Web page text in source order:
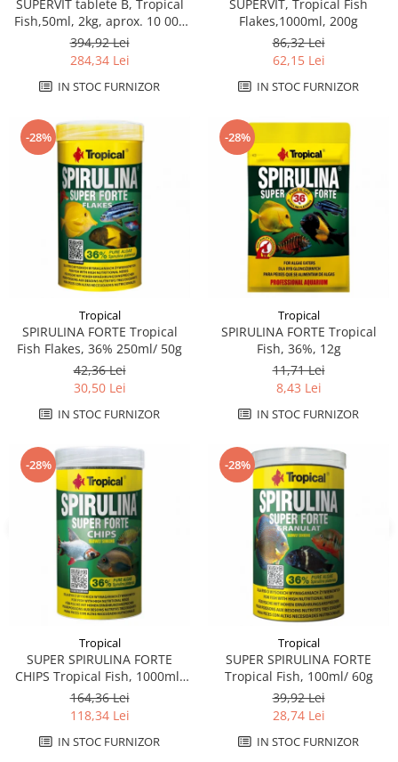
SUPERVIT tablete B, Tropical
Fish,50ml, 2kg, aprox. 10 000
tabs
394,92 Lei
284,34 Lei
IN STOC FURNIZOR
SUPERVIT, Tropical Fish
Flakes,1000ml, 200g
86,32 Lei
62,15 Lei
IN STOC FURNIZOR
-28%
Tropical
SPIRULINA FORTE Tropical
Fish Flakes, 36% 250ml/ 50g
42,36 Lei
30,50 Lei
IN STOC FURNIZOR
-28%
Tropical
SPIRULINA FORTE Tropical
Fish, 36%, 12g
11,71 Lei
8,43 Lei
IN STOC FURNIZOR
-28%
Tropical
SUPER SPIRULINA FORTE
CHIPS Tropical Fish, 1000ml/
520g
164,36 Lei
118,34 Lei
IN STOC FURNIZOR
-28%
Tropical
SUPER SPIRULINA FORTE
Tropical Fish, 100ml/ 60g
39,92 Lei
28,74 Lei
IN STOC FURNIZOR